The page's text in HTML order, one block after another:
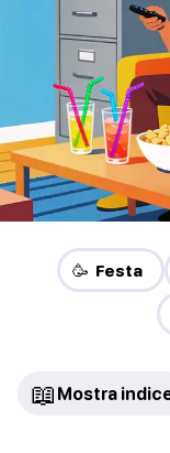
🥳 Festa
📖 Mostra